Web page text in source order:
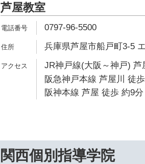
芦屋教室
0797-96-5500
兵庫県芦屋市船戸町3-5
JR神戸線(大阪～神戸) 芦
阪急神戸本線 芦屋川 徒
阪神本線 芦屋 徒歩 約9分
関西個別指導学院